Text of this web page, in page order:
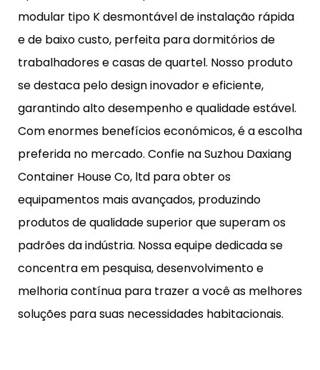
modular tipo K desmontável de instalação rápida
e de baixo custo, perfeita para dormitórios de
trabalhadores e casas de quartel. Nosso produto
se destaca pelo design inovador e eficiente,
garantindo alto desempenho e qualidade estável.
Com enormes benefícios económicos, é a escolha
preferida no mercado. Confie na Suzhou Daxiang
Container House Co, ltd para obter os
equipamentos mais avançados, produzindo
produtos de qualidade superior que superam os
padrões da indústria. Nossa equipe dedicada se
concentra em pesquisa, desenvolvimento e
melhoria contínua para trazer a você as melhores
soluções para suas necessidades habitacionais.